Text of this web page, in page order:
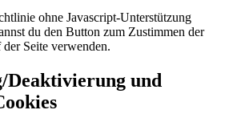
ohne Javascript-Unterstützung
du den Button zum Zustimmen der
Seite verwenden.
Deaktivierung und